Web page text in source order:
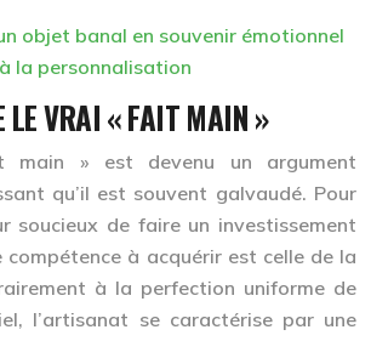
objet banal en souvenir émotionnel
la personnalisation
LE VRAI « FAIT MAIN »
main » est devenu un argument
qu’il est souvent galvaudé. Pour
soucieux de faire un investissement
compétence à acquérir est celle de la
à la perfection uniforme de
l’artisanat se caractérise par une